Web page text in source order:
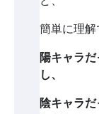
簡単に理解
陽キャラ
し、
陰キャラ